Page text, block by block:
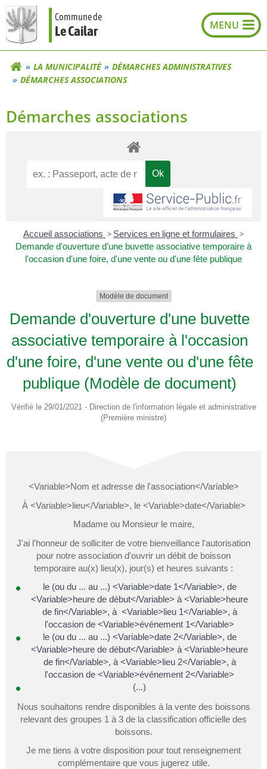
Aller
au
contenu
Commune de
Le Cailar
LA MUNICIPALITÉ
DÉMARCHES ADMINISTRATIVES
DÉMARCHES ASSOCIATIONS
Démarches associations
Accueil associations > Services en ligne et formulaires >
Demande d'ouverture d'une buvette associative temporaire à
l'occasion d'une foire, d'une vente ou d'une fête publique
Modèle de document
Demande d'ouverture d'une buvette
associative temporaire à l'occasion
d'une foire, d'une vente ou d'une fête
publique (Modèle de document)
Vérifié le 29/01/2021 - Direction de l'information légale et administrative
(Première ministre)
<Variable>Nom et adresse de l'association</Variable>
À <Variable>lieu</Variable>, le <Variable>date</Variable>
Madame ou Monsieur le maire,
J'ai l'honneur de solliciter de votre bienveillance l'autorisation
pour notre association d'ouvrir un débit de boisson
temporaire au(x) lieu(x), jour(s) et heures suivants :
le (ou du ... au ...) <Variable>date 1</Variable>, de
<Variable>heure de début</Variable> à <Variable>heure
de fin</Variable>, à <Variable>lieu 1</Variable>, à
l'occasion de <Variable>événement 1</Variable>
le (ou du ... au ...) <Variable>date 2</Variable>, de
<Variable>heure de début</Variable> à <Variable>heure
de fin</Variable>, à <Variable>lieu 2</Variable>, à
l'occasion de <Variable>événement 2</Variable>
(...)
Nous souhaitons rendre disponibles à la vente des boissons
relevant des groupes 1 à 3 de la classification officielle des
boissons.
Je me tiens à votre disposition pour tout renseignement
complémentaire que vous jugerez utile.